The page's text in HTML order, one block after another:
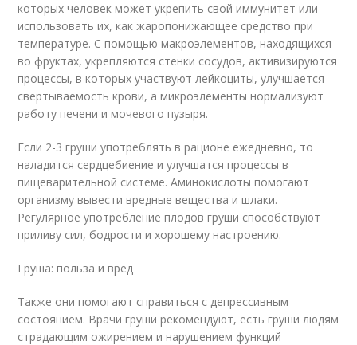
которых человек может укрепить свой иммунитет или
использовать их, как жаропонижающее средство при
температуре. С помощью макроэлементов, находящихся
во фруктах, укрепляются стенки сосудов, активизируются
процессы, в которых участвуют лейкоциты, улучшается
свертываемость крови, а микроэлементы нормализуют
работу печени и мочевого пузыря.
Если 2-3 груши употреблять в рационе ежедневно, то
наладится сердцебиение и улучшатся процессы в
пищеварительной системе. Аминокислоты помогают
организму вывести вредные вещества и шлаки.
Регулярное употребление плодов груши способствуют
приливу сил, бодрости и хорошему настроению.
Груша: польза и вред
Также они помогают справиться с депрессивным
состоянием. Врачи груши рекомендуют, есть груши людям
страдающим ожирением и нарушением функций